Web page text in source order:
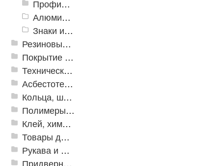
Профили закладные
Алюминиевый профиль для ленты
Знаки из полистирола для разметки пола
Резиновые и ПВХ дорожки
Покрытие из резиновой крошки
Техническая резина
Асбестотехнические и теплоизоляционные материалы
Кольца, шайбы, манжеты
Полимеры и пластики
Клей, химия, сопутствующие товары
Товары для дома
Рукава и шланги промышленные
Придверные решетки